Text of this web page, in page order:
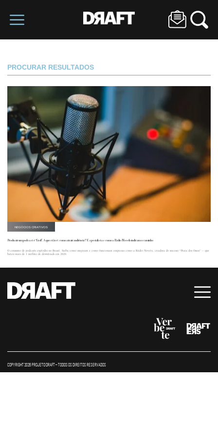
PROCURAR RESULTADOS
NEGÓCIOS CRIATIVOS
Produzir um podcast é “fácil”. A questão é: como atrair audiência? Especialistas como a Rádio Novelo indicam o caminho
O consumo de podcasts explodiu no Brasil. Saiba como surgiram e como funcionam empresas como a Rádio Novelo, criadora do sucesso “Praia dos Ossos” -- que
bateu mais de 1 milhão de downloads em 2020.
COPYRIGHT 2026 PROJETO DRAFT – TODOS OS DIREITOS RESERVADOS